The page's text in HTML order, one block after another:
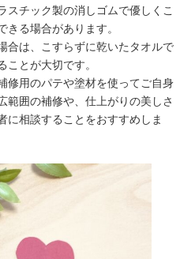
れ
スチック製の消しゴムで優しくこ
る場合があります。
合は、こすらずに乾いたタオルで
とが大切です。
修用のパテや塗材を使ってご自身
範囲の補修や、仕上がりの美しさ
に相談することをおすすめしま